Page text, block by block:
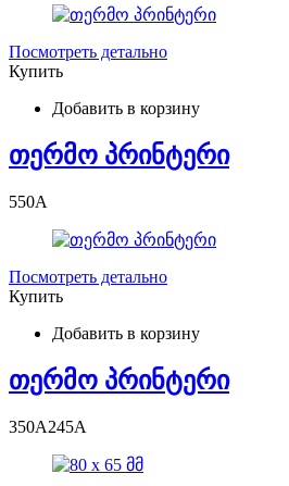
Посмотреть детально
Купить
Добавить в корзину
თერმო პრინტერი
550A
Посмотреть детально
Купить
Добавить в корзину
თერმო პრინტერი
350A245A